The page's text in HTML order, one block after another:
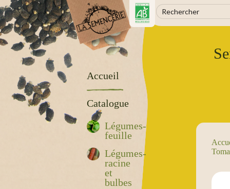
Accueil
Catalogue
Légumes-
feuille
Légumes-
racine
et
bulbes